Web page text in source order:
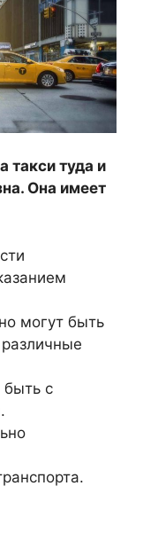
такси туда и
Она имеет
могут быть
с